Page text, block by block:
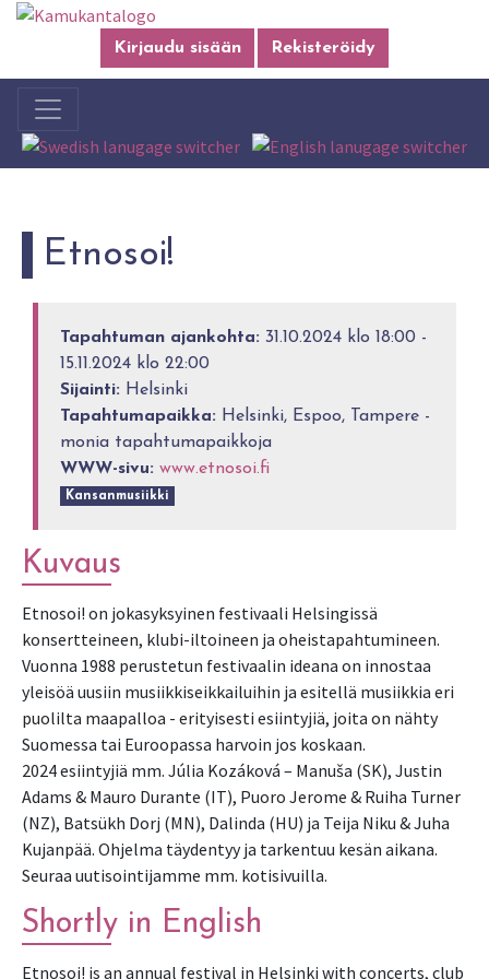
Kirjaudu sisään Rekisteröidy
Etnosoi!
Tapahtuman ajankohta: 31.10.2024 klo 18:00 -
15.11.2024 klo 22:00
Sijainti: Helsinki
Tapahtumapaikka: Helsinki, Espoo, Tampere -
monia tapahtumapaikkoja
WWW-sivu: www.etnosoi.fi
Kansanmusiikki
Kuvaus
Etnosoi! on jokasyksyinen festivaali Helsingissä
konsertteineen, klubi-iltoineen ja oheistapahtumineen.
Vuonna 1988 perustetun festivaalin ideana on innostaa
yleisöä uusiin musiikkiseikkailuihin ja esitellä musiikkia eri
puolilta maapalloa - erityisesti esiintyjiä, joita on nähty
Suomessa tai Euroopassa harvoin jos koskaan.
2024 esiintyjiä mm. Júlia Kozáková – Manuša (SK), Justin
Adams & Mauro Durante (IT), Puoro Jerome & Ruiha Turner
(NZ), Batsükh Dorj (MN), Dalinda (HU) ja Teija Niku & Juha
Kujanpää. Ohjelma täydentyy ja tarkentuu kesän aikana.
Seuraa uutisointijamme mm. kotisivuilla.
Shortly in English
Etnosoi! is an annual festival in Helsinki with concerts, club